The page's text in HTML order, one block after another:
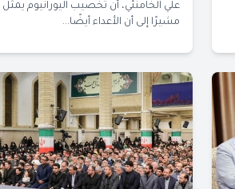
علي الخامنئي، أن تخصيب اليورانيوم يمثل
مشيرًا إلى أن الأعداء أيضًا...